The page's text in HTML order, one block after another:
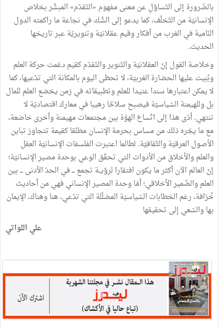
بالضّرورة إلى التّساؤلِ عن معنى مفهوم «التّقدّم» المبشّر بخلاص
الإنسانيّة من التّخلّف، كما يدعو إلى الشّك في نجاعة ما راكمته الدول
النّامية في الغرب من أفكار وقيم عقلانيّة وتنويريّة عبر تاريخها
الحديث.
وخلاصة القول إنّ العقلانيّة والتّنوير والتّقدّم كقيم دعّمت حركة العلم
وبُنِيت عليها الحضارة الغربيّة، لا تحظى اليوم بالمكانة التي تدّعيها، كما
لا يمكن اعتبارها سندا عتيدا للعلم وتطبيقاته في زمن يخضع العلم للمال
بل وللهيمنة السّياسيّة فيصبح سلاحًا رهيبا في معارك اقتصاديّة لا
تنتهي. أدّى هذا إلى اتّساع الهوّة بين مجتمعات مهيمنة وأخرى خاضعة،
مع ما يجّره ذلك من مساس بحرمة الإنسان مطلقا كقيمة تتجاوز تباين
الأصول العرقيّة والثّقافيّة. لطالما اعتبرت الفلسفات الإنسانيّة العقل
والعلم والأخلاق من الأدوات التي تحقّق الوعي بوحدة مصير الإنسانيّة؛
إنّ العالم الآن أكثر ما يكون افتقارا لرؤيــة تجمع ـــ في الحدّ الأدنى ـــ بين
العلم والضّمير الأخلاقي؛ أمّا وحدة المصير الإنساني فهي من أحاديث
خُرَافة، رغم الخطابات السّياسيّة المضلّلة التي تدّعي، هنا وهناك، الإيمان
بها والسّعي إلى تحقيقها
علي اللواتي